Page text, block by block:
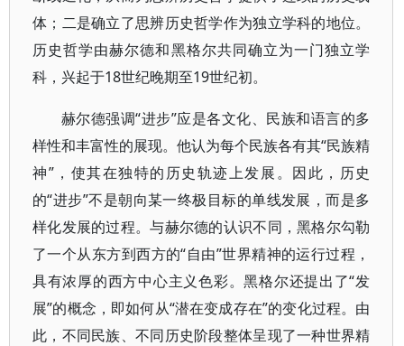
体；二是确立了思辨历史哲学作为独立学科的地位。
历史哲学由赫尔德和黑格尔共同确立为一门独立学
科，兴起于18世纪晚期至19世纪初。
赫尔德强调“进步”应是各文化、民族和语言的多
样性和丰富性的展现。他认为每个民族各有其“民族精
神”，使其在独特的历史轨迹上发展。因此，历史
的“进步”不是朝向某一终极目标的单线发展，而是多
样化发展的过程。与赫尔德的认识不同，黑格尔勾勒
了一个从东方到西方的“自由”世界精神的运行过程，
具有浓厚的西方中心主义色彩。黑格尔还提出了“发
展”的概念，即如何从“潜在变成存在”的变化过程。由
此，不同民族、不同历史阶段整体呈现了一种世界精